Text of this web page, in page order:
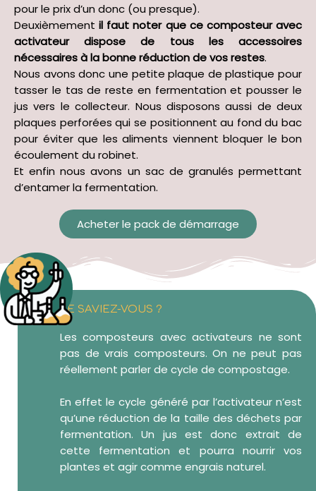
pour le prix d’un donc (ou presque).
Deuxièmementil faut noter que ce composteur avec
activateur dispose de tous les accessoires
nécessaires à la bonne réduction de vos restes.
Nous avons donc une petite plaque de plastique pour
tasser le tas de reste en fermentation et pousser le
jus vers le collecteur. Nous disposons aussi de deux
plaques perforées qui se positionnent au fond du bac
pour éviter que les aliments viennent bloquer le bon
écoulement du robinet.
Et enfin nous avons un sac de granulés permettant
d’entamer la fermentation.
Acheter le pack de démarrage
LE SAVIEZ-VOUS ?
Les composteurs avec activateurs ne sont
pas de vrais composteurs. On ne peut pas
réellement parler de cycle de compostage.
En effet le cycle généré par l’activateur n’est
qu’une réduction de la taille des déchets par
fermentation. Un jus est donc extrait de
cette fermentation et pourra nourrir vos
plantes et agir comme engrais naturel.